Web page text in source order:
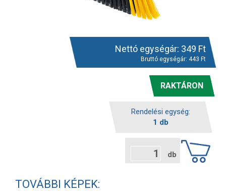
Nettó egységár: 349 Ft
Bruttó egységár: 443 Ft
RAKTÁRON
Rendelési egység:
1 db
db
TOVÁBBI KÉPEK: